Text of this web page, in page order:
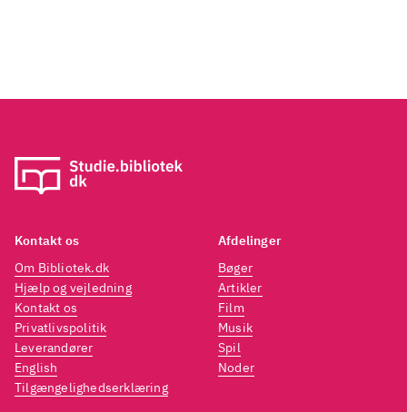
Kontakt os
Om Bibliotek.dk
Hjælp og vejledning
Kontakt os
Privatlivspolitik
Leverandører
English
Tilgængelighedserklæring
Afdelinger
Bøger
Artikler
Film
Musik
Spil
Noder